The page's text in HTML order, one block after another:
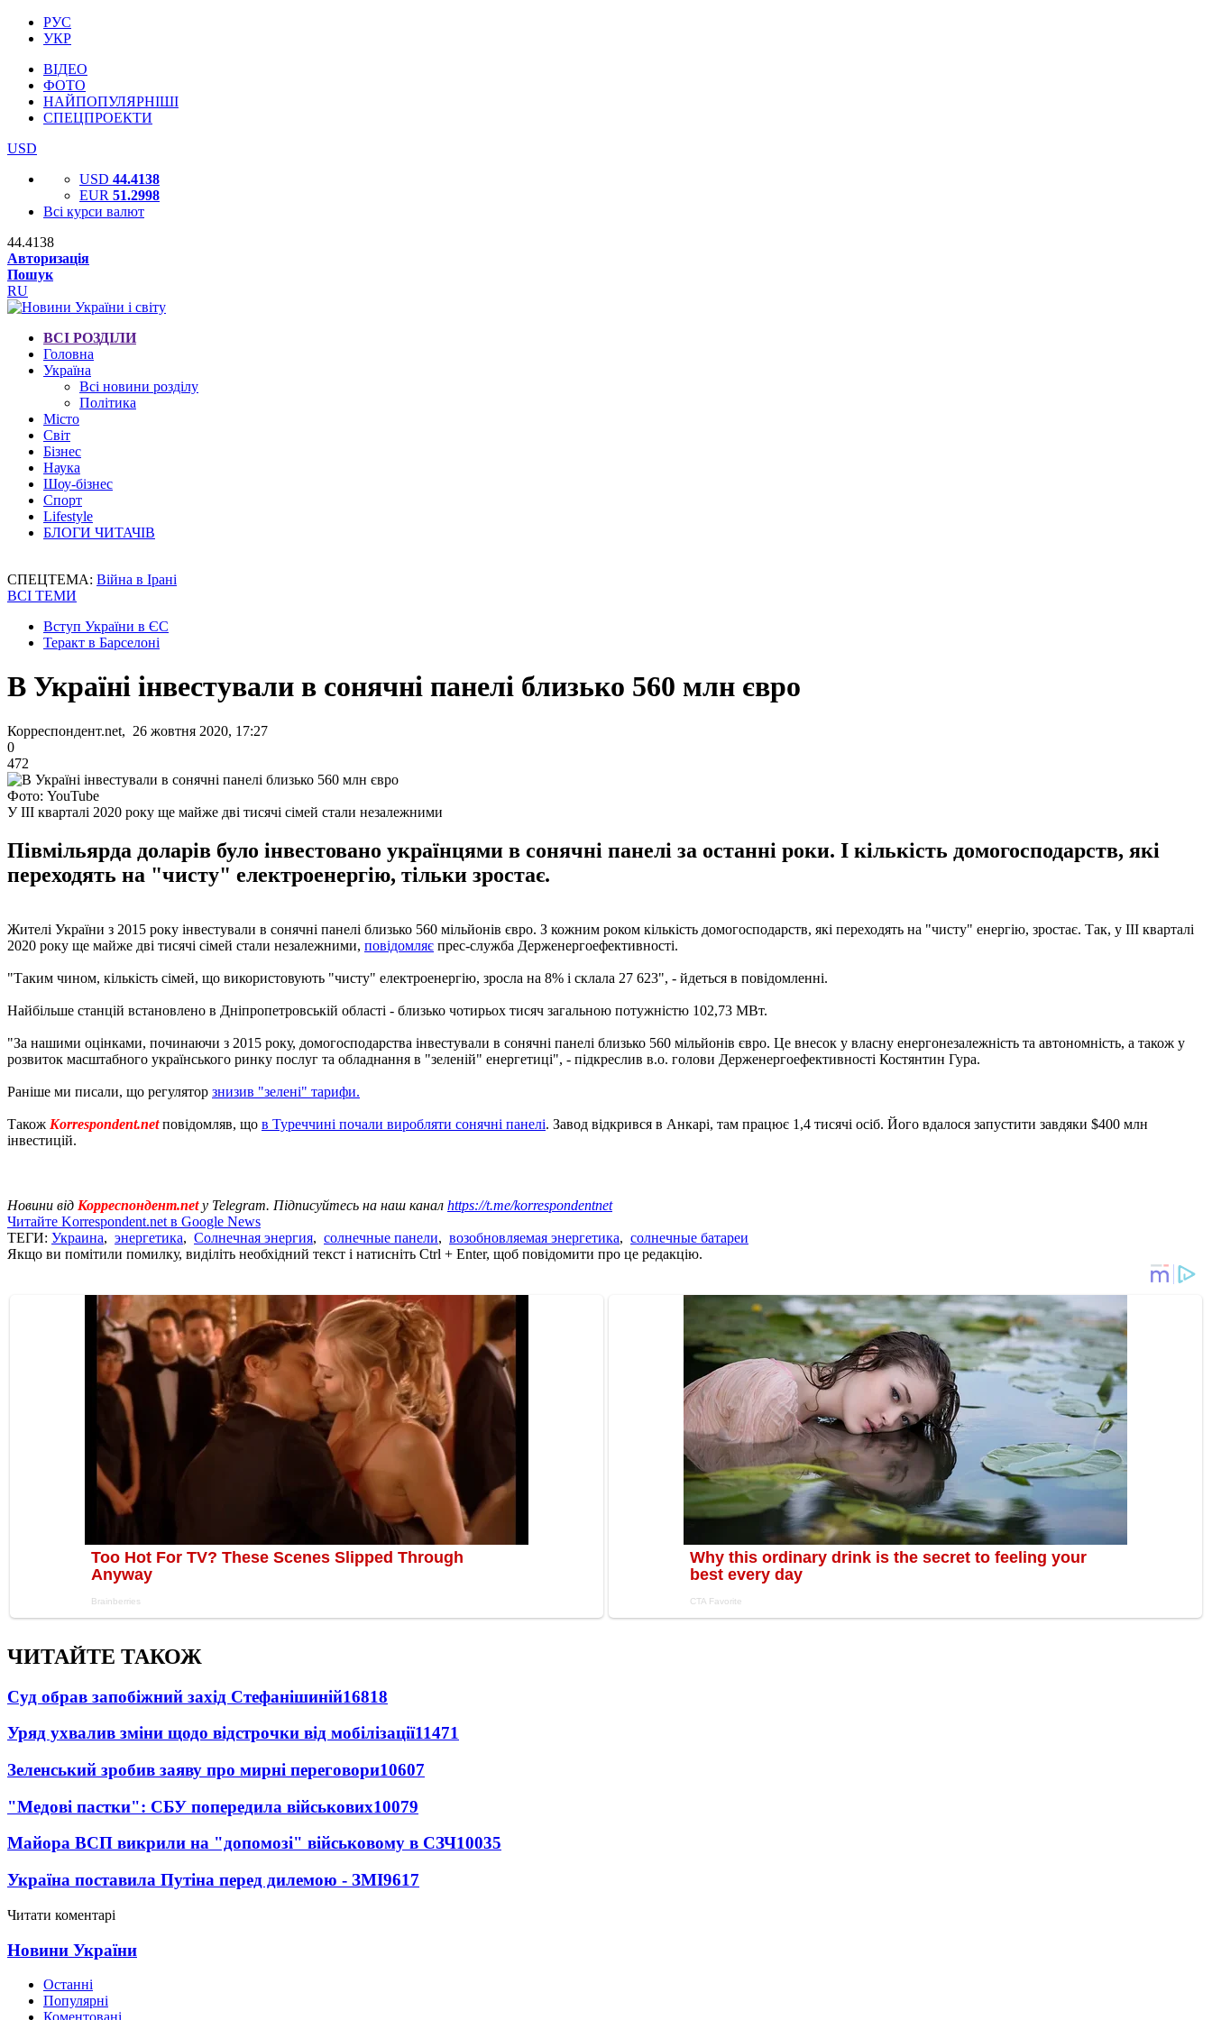
РУС
УКР
ВІДЕО
ФОТО
НАЙПОПУЛЯРНІШІ
СПЕЦПРОЕКТИ
USD
USD 44.4138
EUR 51.2998
Всі курси валют
44.4138
Авторизація
Пошук
RU
ВСІ РОЗДІЛИ
Головна
Україна
Всі новини розділу
Політика
Місто
Світ
Бізнес
Наука
Шоу-бізнес
Спорт
Lifestyle
БЛОГИ ЧИТАЧІВ
СПЕЦТЕМА: Війна в Ірані
ВСІ ТЕМИ
Вступ України в ЄС
Теракт в Барселоні
В Україні інвестували в сонячні панелі близько 560 млн євро
Корреспондент.net, 26 жовтня 2020, 17:27
0
472
Фото: YouTube
У III кварталі 2020 року ще майже дві тисячі сімей стали незалежними
Півмільярда доларів було інвестовано українцями в сонячні панелі за останні роки. І кількість домогосподарств, які
переходять на "чисту" електроенергію, тільки зростає.
Жителі України з 2015 року інвестували в сонячні панелі близько 560 мільйонів євро. З кожним роком кількість домогосподарств, які переходять на "чисту" енергію, зростає. Так, у III кварталі
2020 року ще майже дві тисячі сімей стали незалежними, повідомляє прес-служба Держенергоефективності.
"Таким чином, кількість сімей, що використовують "чисту" електроенергію, зросла на 8% і склала 27 623", - йдеться в повідомленні.
Найбільше станцій встановлено в Дніпропетровській області - близько чотирьох тисяч загальною потужністю 102,73 МВт.
"За нашими оцінками, починаючи з 2015 року, домогосподарства інвестували в сонячні панелі близько 560 мільйонів євро. Це внесок у власну енергонезалежність та автономність, а також у
розвиток масштабного українського ринку послуг та обладнання в "зеленій" енергетиці", - підкреслив в.о. голови Держенергоефективності Костянтин Гура.
Раніше ми писали, що регулятор знизив "зелені" тарифи.
Також Korrespondent.netповідомляв, що в Туреччині почали виробляти сонячні панелі. Завод відкрився в Анкарі, там працює 1,4 тисячі осіб. Його вдалося запустити завдяки $400 млн
інвестицій.
Новини від Корреспондент.netу Telegram. Підписуйтесь на наш канал https://t.me/korrespondentnet
Читайте Korrespondent.net в Google News
ТЕГИ: Украина, энергетика, Солнечная энергия, солнечные панели, возобновляемая энергетика, солнечные батареи
Якщо ви помітили помилку, виділіть необхідний текст і натисніть Ctrl + Enter, щоб повідомити про це редакцію.
ЧИТАЙТЕ ТАКОЖ
Суд обрав запобіжний захід Стефанішиній16818
Уряд ухвалив зміни щодо відстрочки від мобілізації11471
Зеленський зробив заяву про мирні переговори10607
"Медові пастки": СБУ попередила військових10079
Майора ВСП викрили на "допомозі" військовому в СЗЧ10035
Україна поставила Путіна перед дилемою - ЗМІ9617
Читати коментарі
Новини України
Останні
Популярні